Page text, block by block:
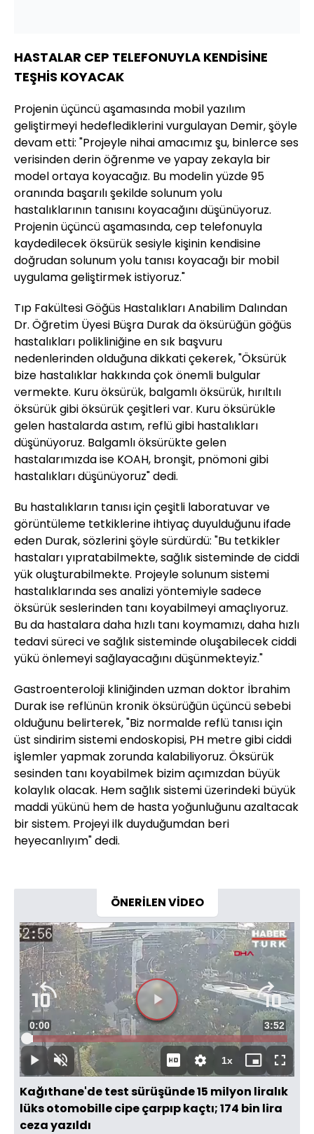
HASTALAR CEP TELEFONUYLA KENDİSİNE
TEŞHİS KOYACAK
Projenin üçüncü aşamasında mobil yazılım
geliştirmeyi hedeflediklerini vurgulayan Demir, şöyle
devam etti: "Projeyle nihai amacımız şu, binlerce ses
verisinden derin öğrenme ve yapay zekayla bir
model ortaya koyacağız. Bu modelin yüzde 95
oranında başarılı şekilde solunum yolu
hastalıklarının tanısını koyacağını düşünüyoruz.
Projenin üçüncü aşamasında, cep telefonuyla
kaydedilecek öksürük sesiyle kişinin kendisine
doğrudan solunum yolu tanısı koyacağı bir mobil
uygulama geliştirmek istiyoruz."
Tıp Fakültesi Göğüs Hastalıkları Anabilim Dalından
Dr. Öğretim Üyesi Büşra Durak da öksürüğün göğüs
hastalıkları polikliniğine en sık başvuru
nedenlerinden olduğuna dikkati çekerek, "Öksürük
bize hastalıklar hakkında çok önemli bulgular
vermekte. Kuru öksürük, balgamlı öksürük, hırıltılı
öksürük gibi öksürük çeşitleri var. Kuru öksürükle
gelen hastalarda astım, reflü gibi hastalıkları
düşünüyoruz. Balgamlı öksürükte gelen
hastalarımızda ise KOAH, bronşit, pnömoni gibi
hastalıkları düşünüyoruz" dedi.
Bu hastalıkların tanısı için çeşitli laboratuvar ve
görüntüleme tetkiklerine ihtiyaç duyulduğunu ifade
eden Durak, sözlerini şöyle sürdürdü: "Bu tetkikler
hastaları yıpratabilmekte, sağlık sisteminde de ciddi
yük oluşturabilmekte. Projeyle solunum sistemi
hastalıklarında ses analizi yöntemiyle sadece
öksürük seslerinden tanı koyabilmeyi amaçlıyoruz.
Bu da hastalara daha hızlı tanı koymamızı, daha hızlı
tedavi süreci ve sağlık sisteminde oluşabilecek ciddi
yükü önlemeyi sağlayacağını düşünmekteyiz."
Gastroenteroloji kliniğinden uzman doktor İbrahim
Durak ise reflünün kronik öksürüğün üçüncü sebebi
olduğunu belirterek, "Biz normalde reflü tanısı için
üst sindirim sistemi endoskopisi, PH metre gibi ciddi
işlemler yapmak zorunda kalabiliyoruz. Öksürük
sesinden tanı koyabilmek bizim açımızdan büyük
kolaylık olacak. Hem sağlık sistemi üzerindeki büyük
maddi yükünü hem de hasta yoğunluğunu azaltacak
bir sistem. Projeyi ilk duyduğumdan beri
heyecanlıyım" dedi.
ÖNERİLEN VİDEO
DuraklatSesi
Aç
Süre
0:00 Toplam
Süre
3:52
Yüklendi:
2.47%
1xOynatma
Hızı
Mini
oynatıcı
Tam
Ekran
Kağıthane'de test sürüşünde 15 milyon liralık
lüks otomobille cipe çarpıp kaçtı; 174 bin lira
ceza yazıldı